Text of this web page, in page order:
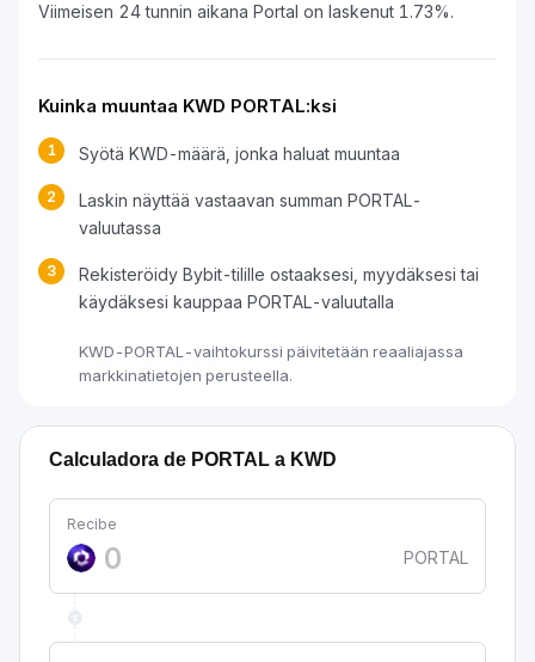
Viimeisen 24 tunnin aikana Portal on laskenut 1.73%.
Kuinka muuntaa KWD PORTAL:ksi
1 Syötä KWD-määrä, jonka haluat muuntaa
2
Laskin näyttää vastaavan summan PORTAL-
valuutassa
3
Rekisteröidy Bybit-tilille ostaaksesi, myydäksesi tai
käydäksesi kauppaa PORTAL-valuutalla
KWD-PORTAL-vaihtokurssi päivitetään reaaliajassa
markkinatietojen perusteella.
Calculadora de PORTAL a KWD
Recibe
PORTAL